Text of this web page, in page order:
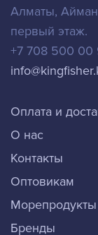
Алматы,
первый этаж.
+7 708 500 00
Оплата и
О нас
Контакты
Оптовикам
Морепродукты
Бренды